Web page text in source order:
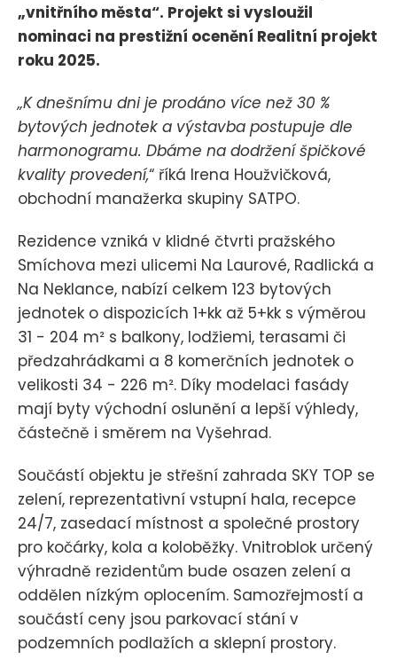
„vnitřního města“. Projekt si vysloužil
nominaci na prestižní ocenění Realitní projekt
roku 2025.
„K dnešnímu dni je prodáno více než 30 %
bytových jednotek a výstavba postupuje dle
harmonogramu. Dbáme na dodržení špičkové
kvality provedení,“ říká Irena Houžvičková,
obchodní manažerka skupiny SATPO.
Rezidence vzniká v klidné čtvrti pražského
Smíchova mezi ulicemi Na Laurové, Radlická a
Na Neklance, nabízí celkem 123 bytových
jednotek o dispozicích 1+kk až 5+kk s výměrou
31 - 204 m² s balkony, lodžiemi, terasami či
předzahrádkami a 8 komerčních jednotek o
velikosti 34 - 226 m². Díky modelaci fasády
mají byty východní oslunění a lepší výhledy,
částečně i směrem na Vyšehrad.
Součástí objektu je střešní zahrada SKY TOP se
zelení, reprezentativní vstupní hala, recepce
24/7, zasedací místnost a společné prostory
pro kočárky, kola a koloběžky. Vnitroblok určený
výhradně rezidentům bude osazen zelení a
oddělen nízkým oplocením. Samozřejmostí a
součástí ceny jsou parkovací stání v
podzemních podlažích a sklepní prostory.